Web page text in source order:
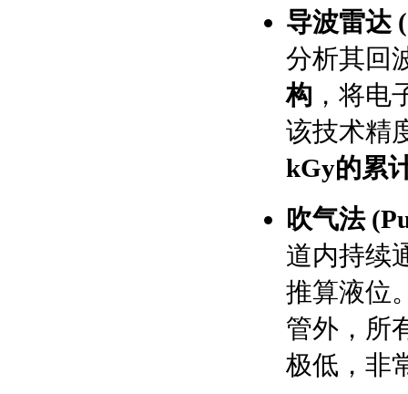
导波雷达
分析其回
构 ，将
该技术精
kGy的累
吹气法
道内持续
推算液位
管外，所
极低，非